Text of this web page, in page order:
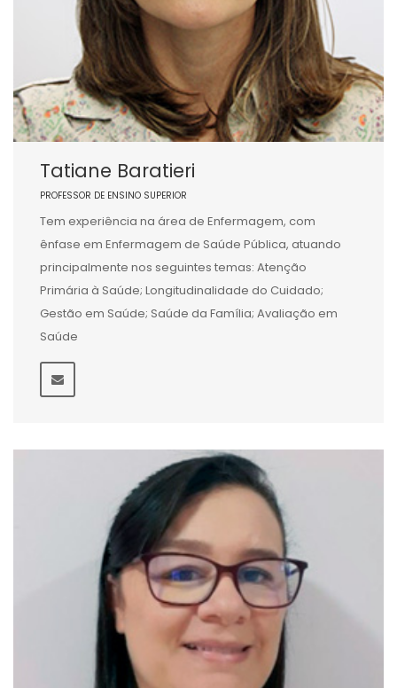
Tatiane Baratieri
PROFESSOR DE ENSINO SUPERIOR
Tem experiência na área de Enfermagem, com
ênfase em Enfermagem de Saúde Pública, atuando
principalmente nos seguintes temas: Atenção
Primária à Saúde; Longitudinalidade do Cuidado;
Gestão em Saúde; Saúde da Família; Avaliação em
Saúde